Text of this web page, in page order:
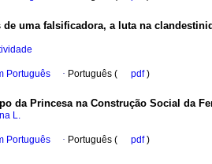
de uma falsificadora, a luta na
Português · Português ( pdf)
da Princesa na Construção Social da
L.
Português · Português ( pdf)